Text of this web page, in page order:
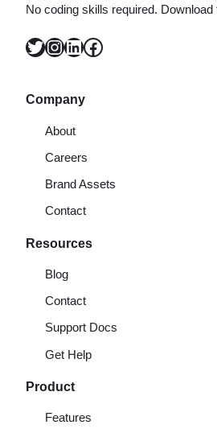
No coding skills required. Download
Twitter InstagramLinkedIn Facebook
Company
About
Careers
Brand Assets
Contact
Resources
Blog
Contact
Support Docs
Get Help
Product
Features